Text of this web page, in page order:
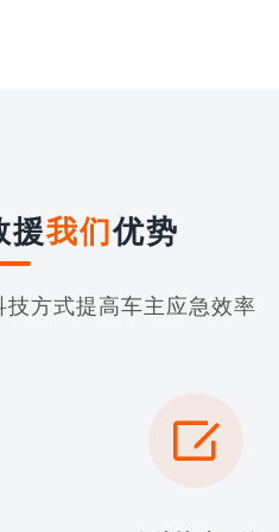
援我们优势
方式提高车主应急效率
